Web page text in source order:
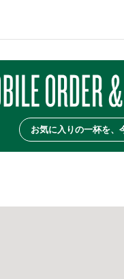
お気に入りの一杯を、